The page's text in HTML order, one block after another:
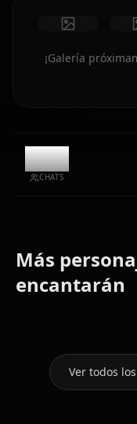
¡Galería
0
CHATS
Más
encantarán
Taihou
Ver todos